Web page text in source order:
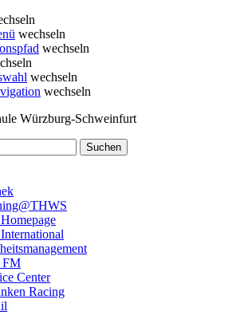
wechseln
wechseln
wechseln
wechseln
Würzburg-Schweinfurt
FM
Center
Racing